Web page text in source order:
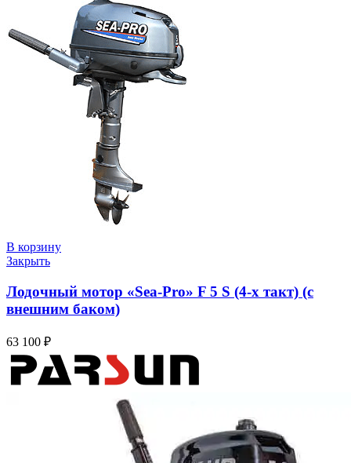
В корзину
Закрыть
Лодочный мотор «Sea-Pro» F 5 S (4-х такт) (с
внешним баком)
63 100 ₽